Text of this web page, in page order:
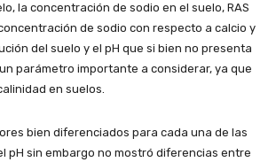
la concentración de sodio en el suelo, RAS
de sodio con respecto a calcio y
del suelo y el pH que si bien no presenta
parámetro importante a considerar, ya que
en suelos.
bien diferenciados para cada una de las
pH sin embargo no mostró diferencias entre